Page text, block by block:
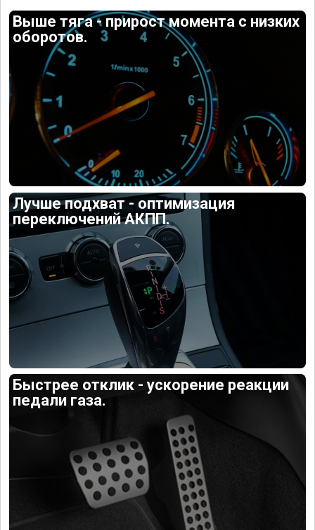
Выше тяга - прирост момента с низких
оборотов.
Лучше подхват - оптимизация
переключений АКПП.
Быстрее отклик - ускорение реакции
педали газа.